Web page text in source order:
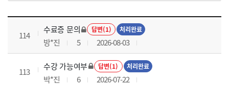
국가회계이론 과정 목록 으로 번호, 제목, 작성자, 조회수, 등록 일로 나열 되고 있습니다.
114
수료증 문의 답변(1) 처리완료
방*진 5 2026-08-03
113
수강 가능여부 답변(1) 처리완료
박*진 6 2026-07-22